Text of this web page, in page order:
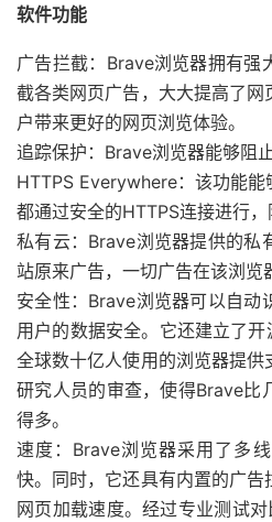
软件功能
广告拦截：Brave浏览器拥有强
截各类网页广告，大大提高了网
户带来更好的网页浏览体验。
追踪保护：Brave浏览器能够阻
HTTPS Everywhere：该功能能
都通过安全的HTTPS连接进行，
私有云：Brave浏览器提供的私
站原来广告，一切广告在该浏览
安全性：Brave浏览器可以自动
用户的数据安全。它还建立了
全球数十亿人使用的浏览器提
研究人员的审查，使得Brave比
得多。
速度：Brave浏览器采用了多
快。同时，它还具有内置的广
网页加载速度。经过专业测试